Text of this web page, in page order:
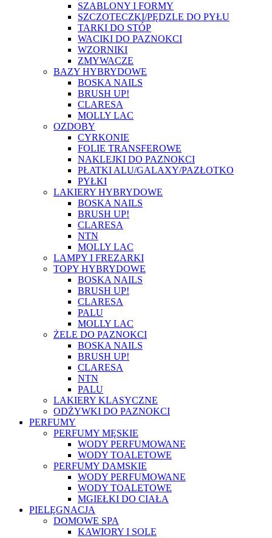
SZABLONY I FORMY
SZCZOTECZKI/PĘDZLE DO PYŁU
TARKI DO STÓP
WACIKI DO PAZNOKCI
WZORNIKI
ZMYWACZE
BAZY HYBRYDOWE
BOSKA NAILS
BRUSH UP!
CLARESA
MOLLY LAC
OZDOBY
CYRKONIE
FOLIE TRANSFEROWE
NAKLEJKI DO PAZNOKCI
PŁATKI ALU/GALAXY/PAZŁOTKO
PYŁKI
LAKIERY HYBRYDOWE
BOSKA NAILS
BRUSH UP!
CLARESA
NTN
MOLLY LAC
LAMPY I FREZARKI
TOPY HYBRYDOWE
BOSKA NAILS
BRUSH UP!
CLARESA
PALU
MOLLY LAC
ŻELE DO PAZNOKCI
BOSKA NAILS
BRUSH UP!
CLARESA
NTN
PALU
LAKIERY KLASYCZNE
ODŻYWKI DO PAZNOKCI
PERFUMY
PERFUMY MĘSKIE
WODY PERFUMOWANE
WODY TOALETOWE
PERFUMY DAMSKIE
WODY PERFUMOWANE
WODY TOALETOWE
MGIEŁKI DO CIAŁA
PIELĘGNACJA
DOMOWE SPA
KAWIORY I SOLE